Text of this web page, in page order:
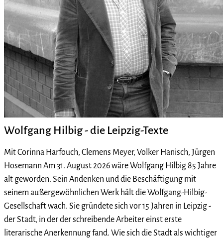
Wolfgang Hilbig - die Leipzig-Texte
Mit Corinna Harfouch, Clemens Meyer, Volker Hanisch, Jürgen
Hosemann Am 31. August 2026 wäre Wolfgang Hilbig 85 Jahre
alt geworden. Sein Andenken und die Beschäftigung mit
seinem außergewöhnlichen Werk hält die Wolfgang-Hilbig-
Gesellschaft wach. Sie gründete sich vor 15 Jahren in Leipzig -
der Stadt, in der der schreibende Arbeiter einst erste
literarische Anerkennung fand. Wie sich die Stadt als wichtiger